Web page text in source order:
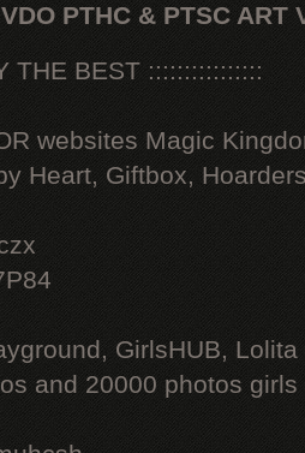
VDO PTHC & PTSC ART
THE BEST ::::::::::::::::
websites Magic
Heart, Giftbox,
GirlsHUB, Lolita
and 20000 photos